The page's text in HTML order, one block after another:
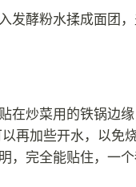
发酵粉水揉成面团
在炒菜用的铁锅边
再加些开水，以免
，完全能贴住，一